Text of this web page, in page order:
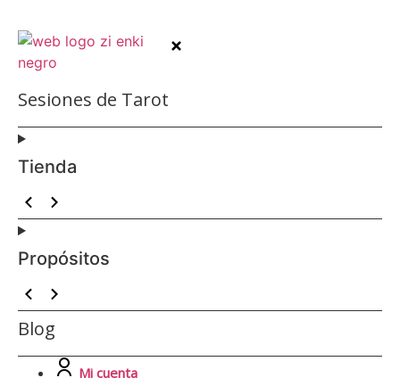
Sesiones de Tarot
Tienda
Propósitos
Blog
Mi cuenta